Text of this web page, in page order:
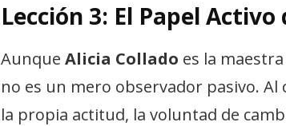
Lección 3: El Papel
Aunque Alicia Collado es la
no es un mero observador pasivo.
la propia actitud, la voluntad de